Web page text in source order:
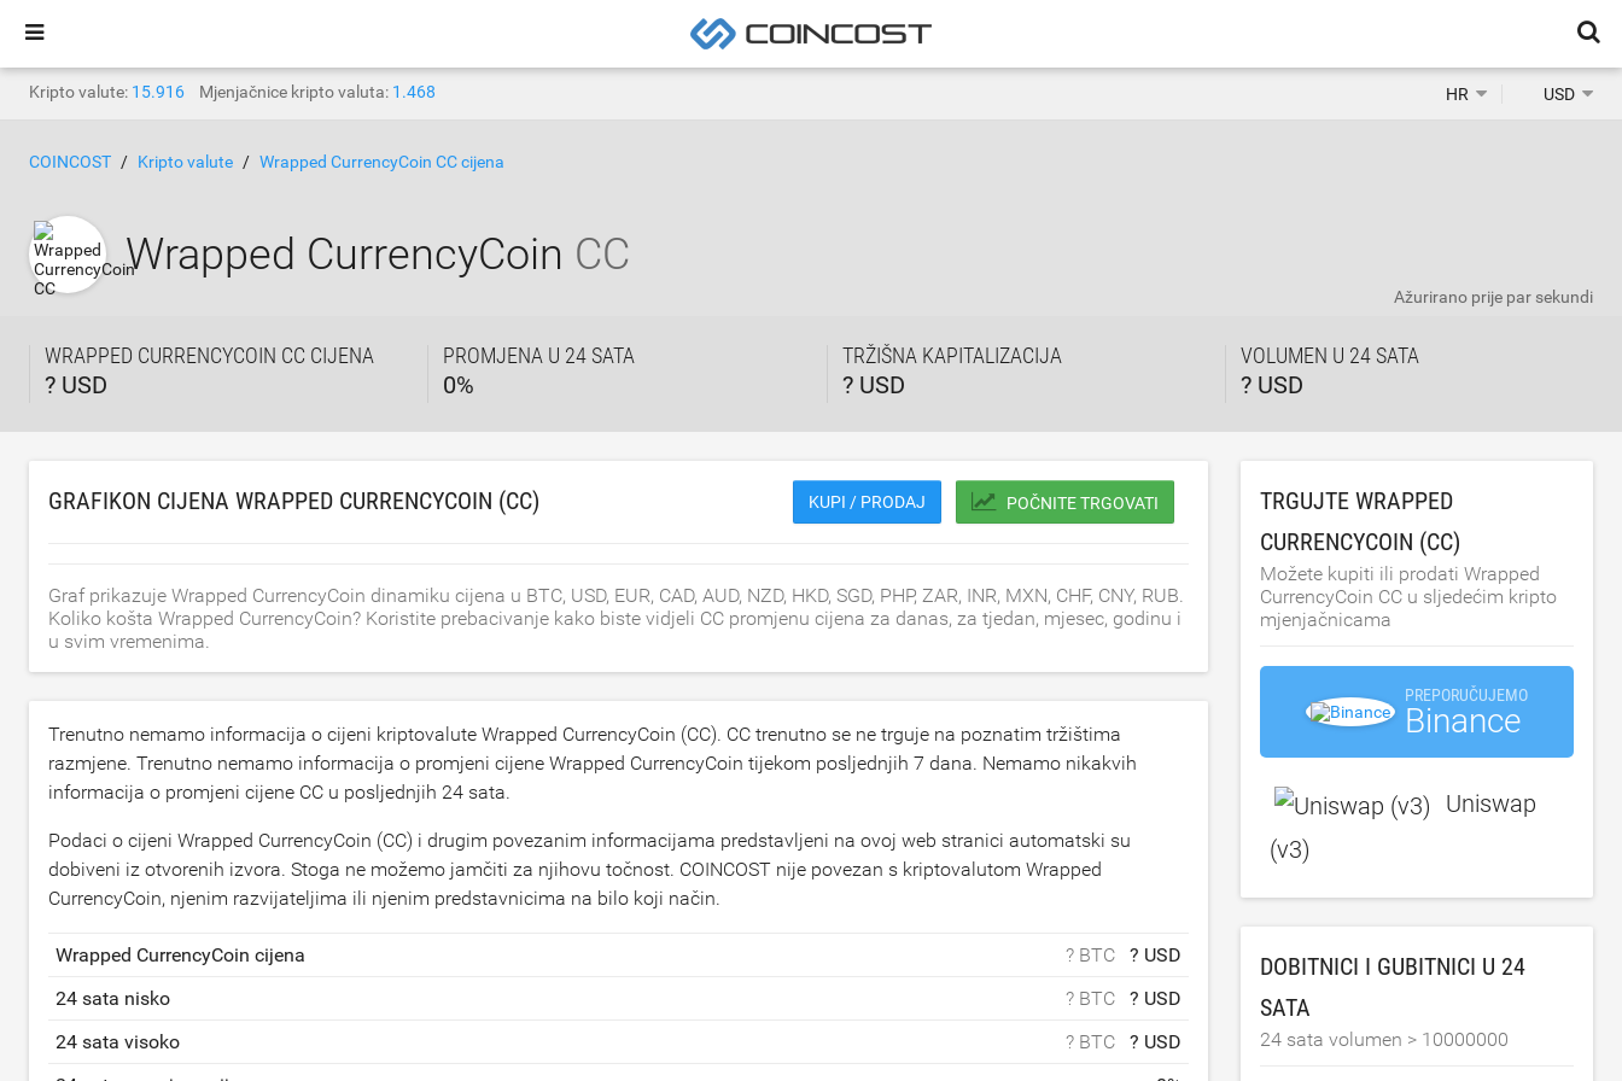
Kripto valute: 15.916 Mjenjačnice kripto valuta: 1.468 HR USD
COINCOST Kripto valute Wrapped CurrencyCoin CC cijena
Wrapped CurrencyCoin CC
WRAPPED CURRENCYCOIN CC CIJENA
? USD
PROMJENA U 24 SATA
0%
TRŽIŠNA KAPITALIZACIJA
? USD
VOLUMEN U 24 SATA
? USD
Ažurirano prije par sekundi
GRAFIKON CIJENA WRAPPED CURRENCYCOIN (CC) KUPI / PRODAJ POČNITE TRGOVATI
Graf prikazuje Wrapped CurrencyCoin dinamiku cijena u BTC, USD, EUR, CAD, AUD, NZD, HKD, SGD, PHP, ZAR, INR, MXN, CHF, CNY, RUB.
Koliko košta Wrapped CurrencyCoin? Koristite prebacivanje kako biste vidjeli CC promjenu cijena za danas, za tjedan, mjesec, godinu i
u svim vremenima.
Trenutno nemamo informacija o cijeni kriptovalute Wrapped CurrencyCoin (CC). CC trenutno se ne trguje na poznatim tržištima
razmjene. Trenutno nemamo informacija o promjeni cijene Wrapped CurrencyCoin tijekom posljednjih 7 dana. Nemamo nikakvih
informacija o promjeni cijene CC u posljednjih 24 sata.
Podaci o cijeni Wrapped CurrencyCoin (CC) i drugim povezanim informacijama predstavljeni na ovoj web stranici automatski su
dobiveni iz otvorenih izvora. Stoga ne možemo jamčiti za njihovu točnost. COINCOST nije povezan s kriptovalutom Wrapped
CurrencyCoin, njenim razvijateljima ili njenim predstavnicima na bilo koji način.
Wrapped CurrencyCoin cijena ? BTC
? USD
24 sata nisko
? BTC
? USD
24 sata visoko
? BTC
? USD
TRGUJTE WRAPPED
CURRENCYCOIN (CC)
Možete kupiti ili prodati Wrapped
CurrencyCoin CC u sljedećim kripto
mjenjačnicama
PREPORUČUJEMO
Binance
Uniswap
(v3)
DOBITNICI I GUBITNICI U 24
SATA
24 sata volumen > 10000000